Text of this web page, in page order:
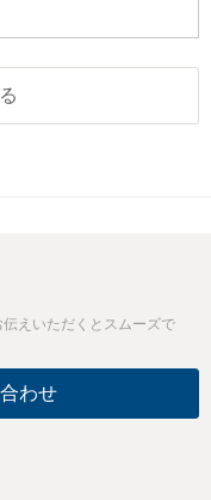
えいただくとスムーズで
わせ